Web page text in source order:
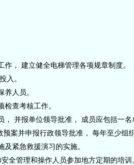
， 建立健全电梯管理各项规章制度。
入。
人员。
查考核工作。
并报单位领导批准， 成员应包括一名
案并申报行政领导批准， 每年至少组
紧急救援演习的实施。
全管理和操作人员参加地方定期的培训。